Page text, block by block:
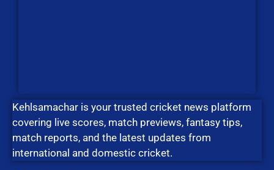
Kehlsamachar is your trusted cricket news platform
covering live scores, match previews, fantasy tips,
match reports, and the latest updates from
international and domestic cricket.